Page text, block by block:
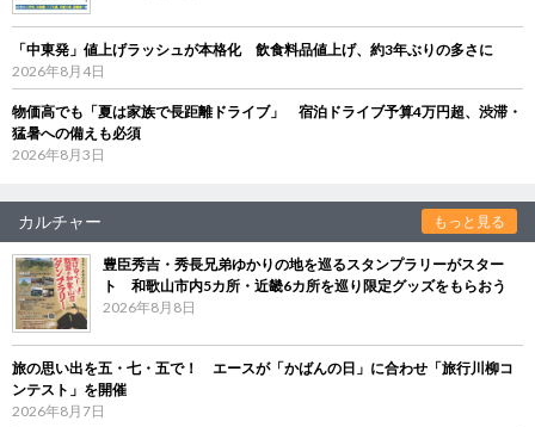
「中東発」値上げラッシュが本格化 飲食料品値上げ、約3年ぶりの多さに
2026年8月4日
物価高でも「夏は家族で長距離ドライブ」 宿泊ドライブ予算4万円超、渋滞・
猛暑への備えも必須
2026年8月3日
カルチャー もっと見る
豊臣秀吉・秀長兄弟ゆかりの地を巡るスタンプラリーがスター
ト 和歌山市内5カ所・近畿6カ所を巡り限定グッズをもらおう
2026年8月8日
旅の思い出を五・七・五で！ エースが「かばんの日」に合わせ「旅行川柳コ
ンテスト」を開催
2026年8月7日